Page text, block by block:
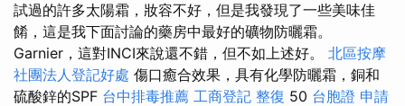
試過的許多太陽霜，妝容不好，但是我發現了一些美味佳
餚，這是我下面討論的藥房中最好的礦物防曬霜。
Garnier，這對INCI來說還不錯，但不如上述好。 北區按摩
社團法人登記好處 傷口癒合效果，具有化學防曬霜，銅和
硫酸鋅的SPF 台中排毒推薦 工商登記 整復 50 台胞證 申請